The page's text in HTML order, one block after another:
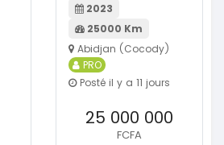
2023
25000 Km
Abidjan (Cocody)
PRO
Posté il y a 11 jours
25 000 000
FCFA